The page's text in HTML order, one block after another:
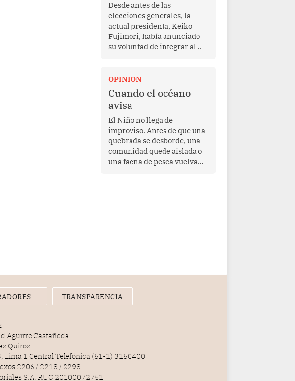
Desde antes de las
elecciones generales, la
actual presidenta, Keiko
Fujimori, había anunciado
su voluntad de integrar al
en marzo de este año por el
mandatario estadounidense
Donald Trump, con el fin de
enfrentar al crimen
transnacional organizado y
al tráfico de drogas.
OPINION
Cuando el océano
avisa
El Niño no llega de
improviso. Antes de que una
quebrada se desborde, una
comunidad quede aislada o
una faena de pesca vuelva
TRANSPARENCIA
Aguirre Castañeda
Quiroz
Lima 1 Central Telefónica (51-1) 3150400
2206 / 2218 / 2298
S.A. RUC 20100072751